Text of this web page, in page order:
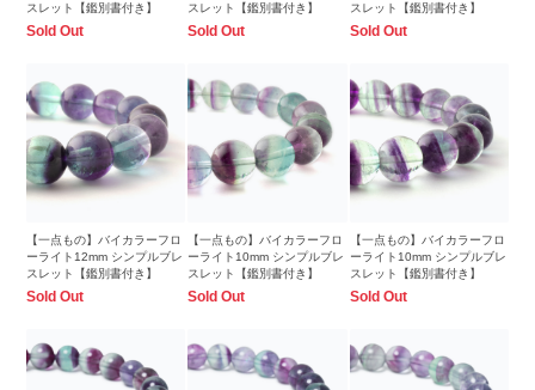
スレット【鑑別書付き】
Sold Out
スレット【鑑別書付き】
Sold Out
スレット【鑑別書付き】
Sold Out
【一点もの】バイカラーフロ
ーライト12mm シンプルブレ
スレット【鑑別書付き】
Sold Out
【一点もの】バイカラーフロ
ーライト10mm シンプルブレ
スレット【鑑別書付き】
Sold Out
【一点もの】バイカラーフロ
ーライト10mm シンプルブレ
スレット【鑑別書付き】
Sold Out